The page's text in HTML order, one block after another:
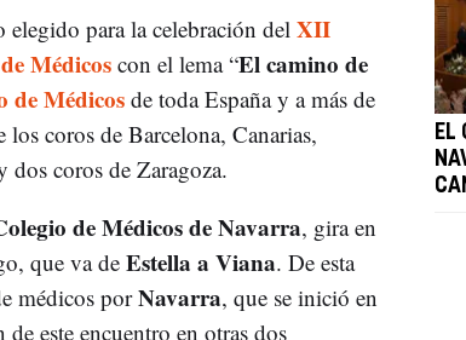
elegido para la celebración del XII
Médicoscon el lema “El camino de
de Médicosde toda España y a más de
coros de Barcelona, Canarias,
coros de Zaragoza.
de Médicos de Navarra, gira en
que va de Estella a Viana. De esta
médicos porNavarra, que se inició en
este encuentro en otras dos
EL